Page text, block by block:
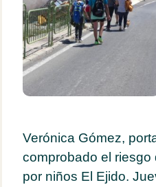
Verónica Gómez,
comprobado el
por niños El Ejido.